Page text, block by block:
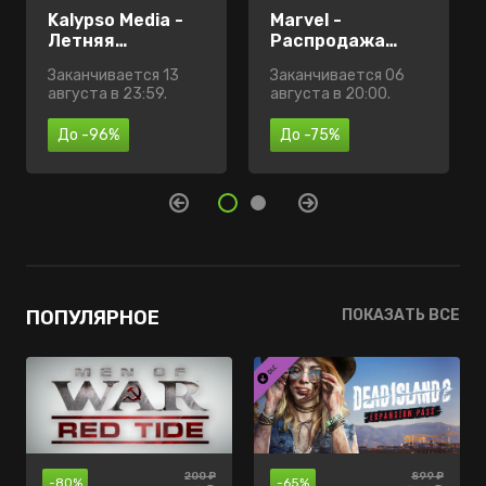
Kalypso Media -
Летняя
Заканчивается 13
августа в 23:59.
До -96%
Marvel -
Распродажа
Заканчивается 06
августа в 20:00.
До -75%
SUPERHOT -
Распродажа
Заканчивается 13
августа в 23:59.
До -60%
ПОПУЛЯРНОЕ ПОКАЗАТЬ ВСЕ
-80% 200 ₽ -65% 899 ₽
-70% 610 ₽ -70% 550 ₽
-35% 990 ₽
-60% 205 ₽ -50% 999 ₽